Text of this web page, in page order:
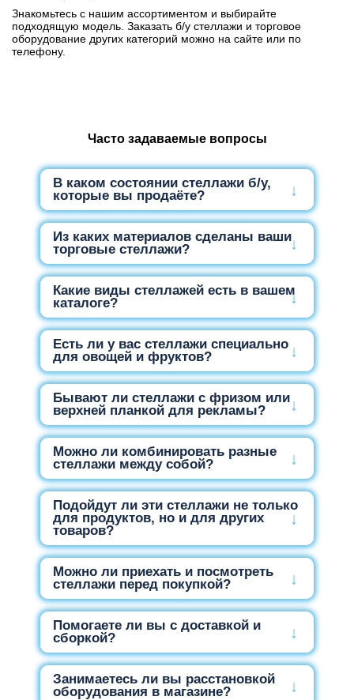
Знакомьтесь с нашим ассортиментом и выбирайте
подходящую модель. Заказать б/у стеллажи и торговое
оборудование других категорий можно на сайте или по
телефону.
Часто задаваемые вопросы
В каком состоянии стеллажи б/у,
которые вы продаёте?
Из каких материалов сделаны ваши
торговые стеллажи?
Какие виды стеллажей есть в вашем
каталоге?
Есть ли у вас стеллажи специально
для овощей и фруктов?
Бывают ли стеллажи с фризом или
верхней планкой для рекламы?
Можно ли комбинировать разные
стеллажи между собой?
Подойдут ли эти стеллажи не только
для продуктов, но и для других
товаров?
Можно ли приехать и посмотреть
стеллажи перед покупкой?
Помогаете ли вы с доставкой и
сборкой?
Занимаетесь ли вы расстановкой
оборудования в магазине?